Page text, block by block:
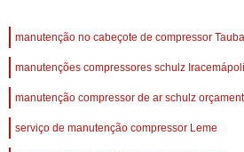
manutenção no cabeçote de compressor
manutenções compressores schulz
manutenção compressor de ar schulz
serviço de manutenção compressor Leme